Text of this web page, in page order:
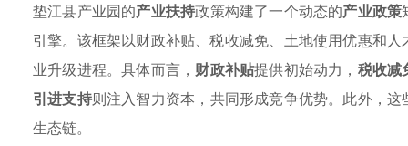
垫江县产业园的产业扶持政策构建了一个动态的产业政策
引擎。该框架以财政补贴、税收减免、土地使用优惠和
业升级进程。具体而言， 财政补贴提供初始动力， 税收减
引进支持则注入智力资本，共同形成竞争优势。此外，
生态链。